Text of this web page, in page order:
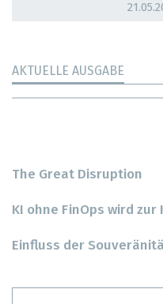
AKTUELLE AUSGABE
The Great Disruption
KI ohne FinOps wird
Einfluss der